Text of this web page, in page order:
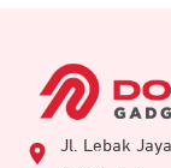
Jl. Lebak